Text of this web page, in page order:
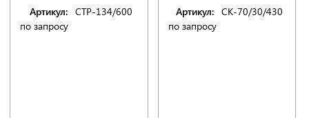
Артикул: СТР-134/600
по запросу
Артикул: СК-70/30/430
по запросу